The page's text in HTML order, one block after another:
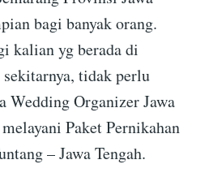
bagi banyak orang.
kalian yg berada di
sekitarnya, tidak perlu
Wedding Organizer Jawa
Paket Pernikahan
– Jawa Tengah.